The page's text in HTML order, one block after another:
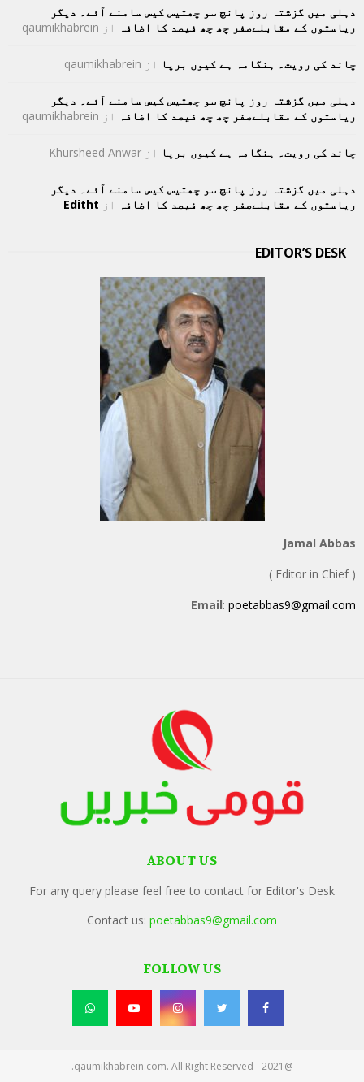
دہلی میں گزشتہ روز پانچ سو چھتیس کیس سامنے آئے۔ دیگر
ریاستوں کے مقابلےصفر چھ چھ فیصد کا اضافہ
از qaumikhabrein
چاند کی رویت۔ ہنگامہ ہے کیوں برپا از qaumikhabrein
دہلی میں گزشتہ روز پانچ سو چھتیس کیس سامنے آئے۔ دیگر
ریاستوں کے مقابلےصفر چھ چھ فیصد کا اضافہ
از qaumikhabrein
چاند کی رویت۔ ہنگامہ ہے کیوں برپا از Khursheed Anwar
دہلی میں گزشتہ روز پانچ سو چھتیس کیس سامنے آئے۔ دیگر
ریاستوں کے مقابلےصفر چھ چھ فیصد کا اضافہ
از Editht
EDITOR’S DESK
Jamal Abbas
( Editor in Chief )
Email: poetabbas9@gmail.com
ABOUT US
For any query please feel free to contact for Editor's Desk
Contact us: poetabbas9@gmail.com
FOLLOW US
@2021 - qaumikhabrein.com. All Right Reserved.